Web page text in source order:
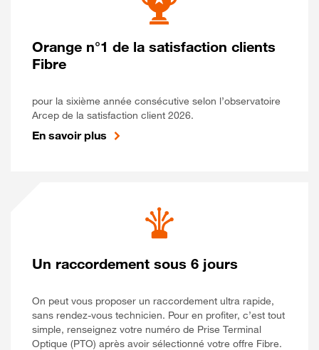
Orange n°1 de la satisfaction clients
Fibre
pour la sixième année consécutive selon l’observatoire
Arcep de la satisfaction client 2026.
En savoir plus
Un raccordement sous 6 jours
On peut vous proposer un raccordement ultra rapide,
sans rendez-vous technicien. Pour en profiter, c’est tout
simple, renseignez votre numéro de Prise Terminal
Optique (PTO) après avoir sélectionné votre offre Fibre.